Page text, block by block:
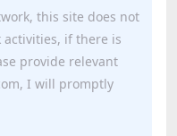
this site does not
if there is
provide relevant
I will promptly